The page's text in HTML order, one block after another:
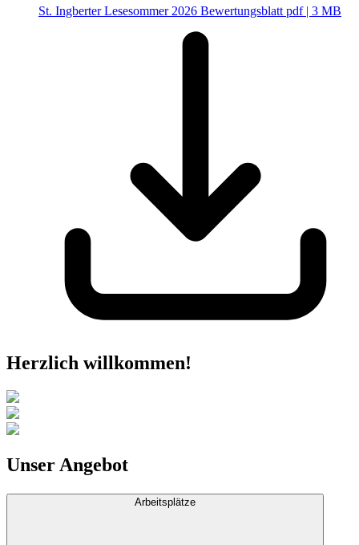
St. Ingberter Lesesommer 2026 Bewertungsblatt pdf | 3 MB
Herzlich willkommen!
Unser Angebot
Arbeitsplätze